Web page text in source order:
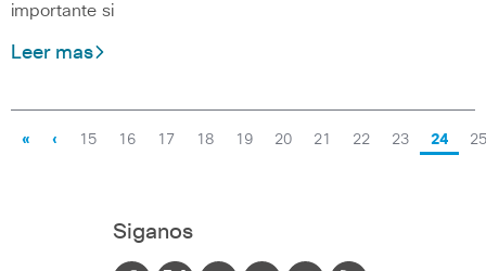
importante si
Leer mas
« ‹ 15 16 17 18 19 20 21 22 23 24 25
Siganos